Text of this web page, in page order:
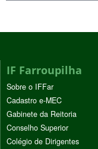
IF Farroupilha
Sobre o IFFar
Cadastro e-MEC
Gabinete da Reitoria
Conselho Superior
Colégio de Dirigentes